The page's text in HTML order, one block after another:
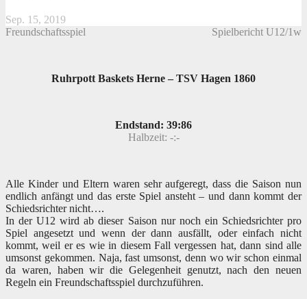
Sep. 15, 2019
Freundschaftsspiel
Spielbericht U12/1w
Ruhrpott Baskets Herne – TSV Hagen 1860
Endstand: 39:86
Halbzeit: -:-
Alle Kinder und Eltern waren sehr aufgeregt, dass die Saison nun
endlich anfängt und das erste Spiel ansteht – und dann kommt der
Schiedsrichter nicht….
In der U12 wird ab dieser Saison nur noch ein Schiedsrichter pro
Spiel angesetzt und wenn der dann ausfällt, oder einfach nicht
kommt, weil er es wie in diesem Fall vergessen hat, dann sind alle
umsonst gekommen. Naja, fast umsonst, denn wo wir schon einmal
da waren, haben wir die Gelegenheit genutzt, nach den neuen
Regeln ein Freundschaftsspiel durchzuführen.